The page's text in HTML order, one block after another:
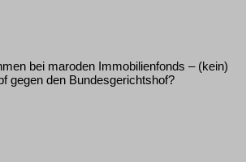
bei maroden Immobilienfonds – (kein)
gegen den Bundesgerichtshof?